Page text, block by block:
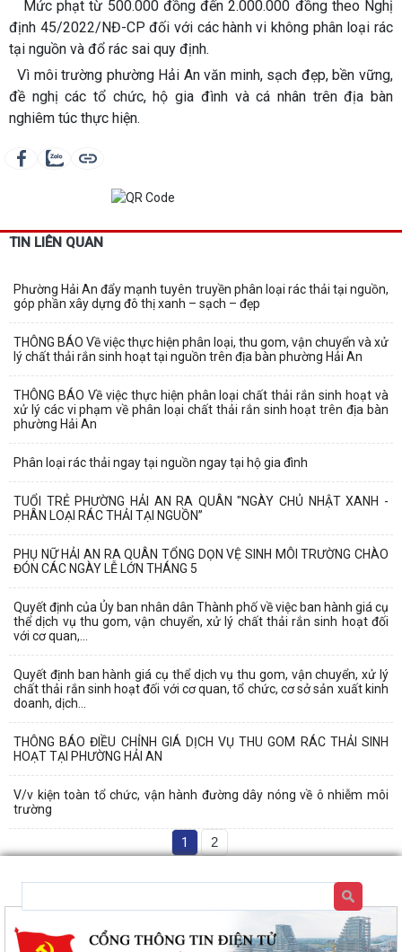
Mức phạt từ 500.000 đồng đến 2.000.000 đồng theo Nghị
định 45/2022/NĐ-CP đối với các hành vi không phân loại rác
tại nguồn và đổ rác sai quy định.
Vì môi trường phường Hải An văn minh, sạch đẹp, bền vững,
đề nghị các tổ chức, hộ gia đình và cá nhân trên địa bàn
nghiêm túc thực hiện.
TIN LIÊN QUAN
Phường Hải An đẩy mạnh tuyên truyền phân loại rác thải tại nguồn,
góp phần xây dựng đô thị xanh – sạch – đẹp
THÔNG BÁO Về việc thực hiện phân loại, thu gom, vận chuyển và xử
lý chất thải rắn sinh hoạt tại nguồn trên địa bàn phường Hải An
THÔNG BÁO Về việc thực hiện phân loại chất thải rắn sinh hoạt và
xử lý các vi phạm về phân loại chất thải rắn sinh hoạt trên địa bàn
phường Hải An
Phân loại rác thải ngay tại nguồn ngay tại hộ gia đình
TUỔI TRẺ PHƯỜNG HẢI AN RA QUÂN "NGÀY CHỦ NHẬT XANH -
PHÂN LOẠI RÁC THẢI TẠI NGUỒN”
PHỤ NỮ HẢI AN RA QUÂN TỔNG DỌN VỆ SINH MÔI TRƯỜNG CHÀO
ĐÓN CÁC NGÀY LỄ LỚN THÁNG 5
Quyết định của Ủy ban nhân dân Thành phố về việc ban hành giá cụ
thể dịch vụ thu gom, vận chuyển, xử lý chất thải rắn sinh hoạt đối
với cơ quan,...
Quyết định ban hành giá cụ thể dịch vụ thu gom, vận chuyển, xử lý
chất thải rắn sinh hoạt đối với cơ quan, tổ chức, cơ sở sản xuất kinh
doanh, dịch...
THÔNG BÁO ĐIỀU CHỈNH GIÁ DỊCH VỤ THU GOM RÁC THẢI SINH
HOẠT TẠI PHƯỜNG HẢI AN
V/v kiện toàn tổ chức, vận hành đường dây nóng về ô nhiễm môi
trường
1 2